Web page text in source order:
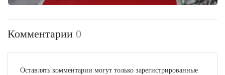
Комментарии 0
Оставлять комментарии могут только зарегистрированные